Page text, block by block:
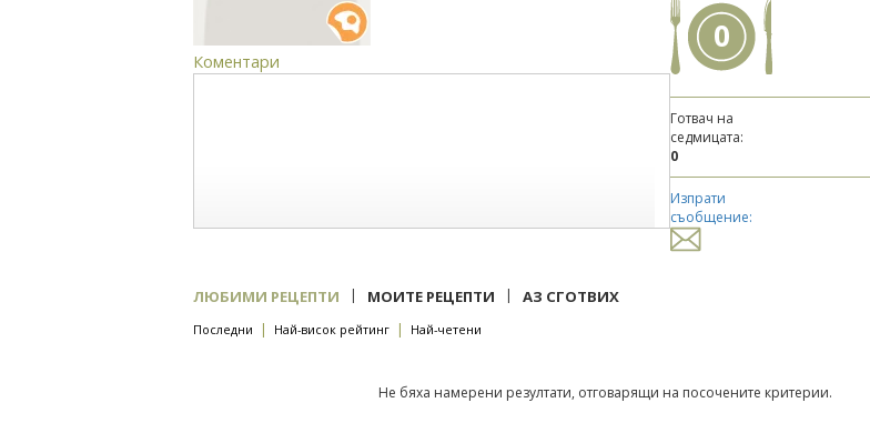
Коментари
0
Готвач на
седмицата:
0
Изпрати
съобщение:
ЛЮБИМИ РЕЦЕПТИ | МОИТЕ РЕЦЕПТИ | АЗ СГОТВИХ
Последни | Най-висок рейтинг | Най-четени
Не бяха намерени резултати, отговарящи на посочените критерии.